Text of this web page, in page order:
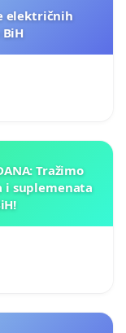
električnih
Tražimo
i suplemenata